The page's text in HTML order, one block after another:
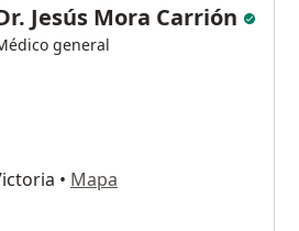
Jesús Mora Carrión
general
• Mapa